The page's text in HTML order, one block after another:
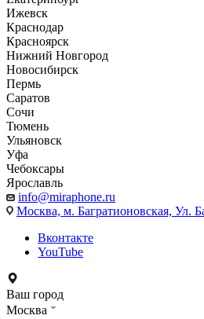
Ижевск
Краснодар
Красноярск
Нижний Новгород
Новосибирск
Пермь
Саратов
Сочи
Тюмень
Ульяновск
Уфа
Чебоксары
Ярославль
info@miraphone.ru
Москва, м. Багратионовская, Ул.
Вконтакте
YouTube
Ваш город
Москва